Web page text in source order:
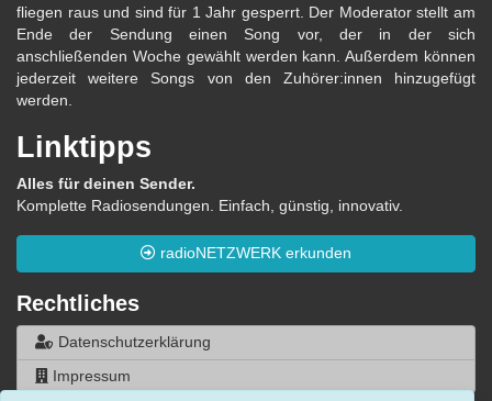
fliegen raus und sind für 1 Jahr gesperrt. Der Moderator stellt am
Ende der Sendung einen Song vor, der in der sich
anschließenden Woche gewählt werden kann. Außerdem können
jederzeit weitere Songs von den Zuhörer:innen hinzugefügt
werden.
Linktipps
Alles für deinen Sender.
Komplette Radiosendungen. Einfach, günstig, innovativ.
radioNETZWERK erkunden
Rechtliches
Datenschutzerklärung
Impressum